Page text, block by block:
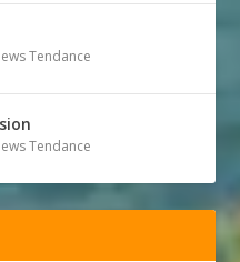
Tendance
Tendance